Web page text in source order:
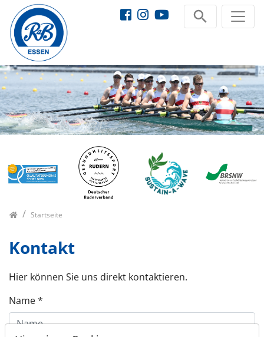
Startseite
Kontakt
Hier können Sie uns direkt kontaktieren.
Name*